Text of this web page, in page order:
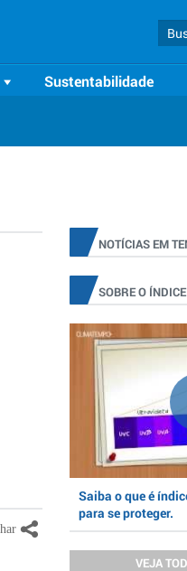
Sustentabilidade
NOTÍCIAS EM
SOBRE O
Saiba o que é
para se proteger.
VEJA